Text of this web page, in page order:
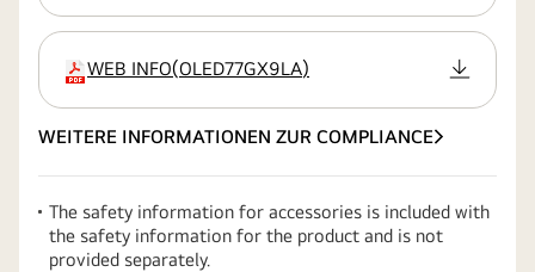
Erweiterung
WEB INFO(OLED77GX9LA)
WEITERE INFORMATIONEN ZUR COMPLIANCE
The safety information for accessories is included with
the safety information for the product and is not
provided separately.